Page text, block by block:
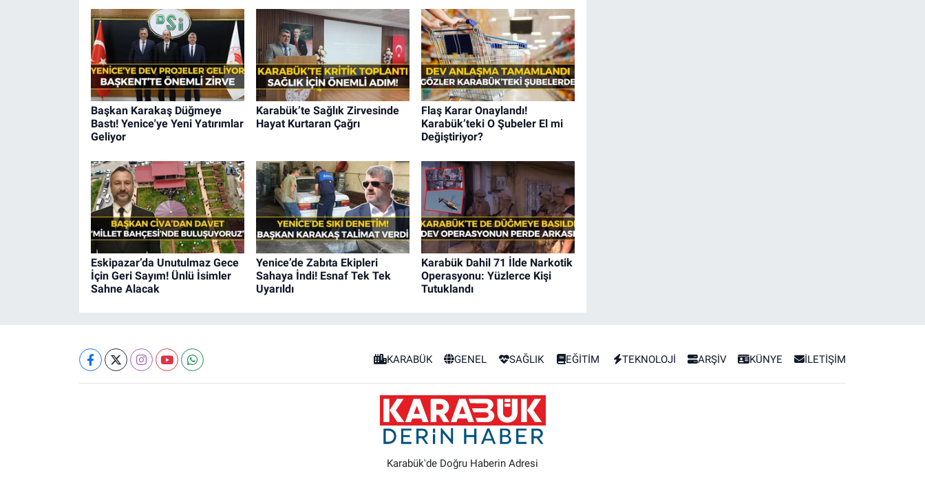
Başkan Karakaş Düğmeye
Bastı! Yenice'ye Yeni Yatırımlar
Geliyor
Karabük’te Sağlık Zirvesinde
Hayat Kurtaran Çağrı
Flaş Karar Onaylandı!
Karabük’teki O Şubeler El mi
Değiştiriyor?
Eskipazar’da Unutulmaz Gece
İçin Geri Sayım! Ünlü İsimler
Sahne Alacak
Yenice’de Zabıta Ekipleri
Sahaya İndi! Esnaf Tek Tek
Uyarıldı
Karabük Dahil 71 İlde Narkotik
Operasyonu: Yüzlerce Kişi
Tutuklandı
KARABÜK GENEL SAĞLIK EĞİTİM TEKNOLOJİ ARŞİV KÜNYE İLETİŞİM
Karabük'de Doğru Haberin Adresi